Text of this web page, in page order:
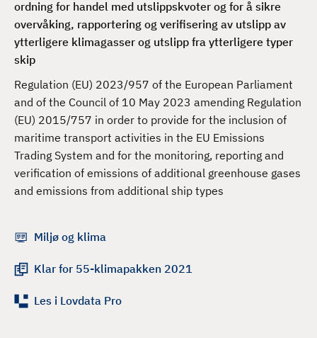
ordning for handel med utslippskvoter og for å sikre
overvåking, rapportering og verifisering av utslipp av
ytterligere klimagasser og utslipp fra ytterligere typer
skip
Regulation (EU) 2023/957 of the European Parliament
and of the Council of 10 May 2023 amending Regulation
(EU) 2015/757 in order to provide for the inclusion of
maritime transport activities in the EU Emissions
Trading System and for the monitoring, reporting and
verification of emissions of additional greenhouse gases
and emissions from additional ship types
Miljø og klima
Klar for 55-klimapakken 2021
Les i Lovdata Pro